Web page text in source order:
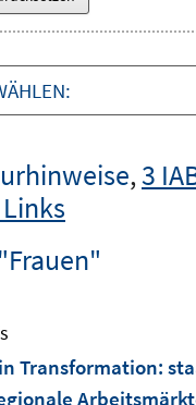
,3
Transformation: